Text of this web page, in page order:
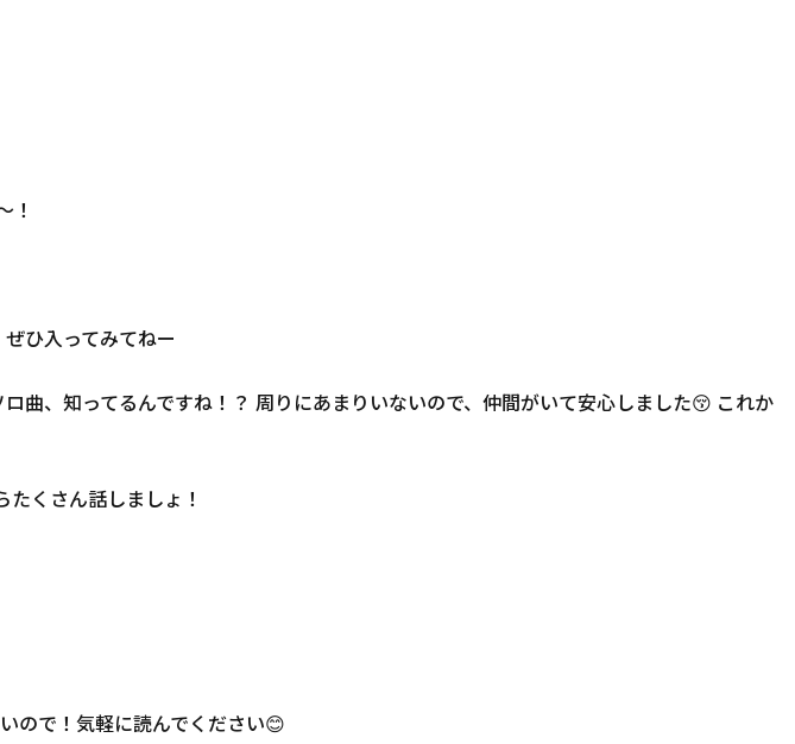
！
ひ入ってみてねー
曲、知ってるんですね！？ 周りにあまりいないので、仲間がいて安心しました😚 これか
くさん話しましょ！
ので！気軽に読んでください😊